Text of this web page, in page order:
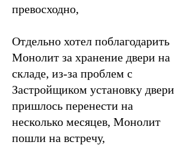
превосходно,
Отдельно хотел поблагодарить
Монолит за хранение двери на
складе, из-за проблем с
Застройщиком установку двери
пришлось перенести на
несколько месяцев, Монолит
пошли на встречу,